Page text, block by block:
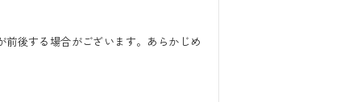
後する場合がございます。あらかじめ